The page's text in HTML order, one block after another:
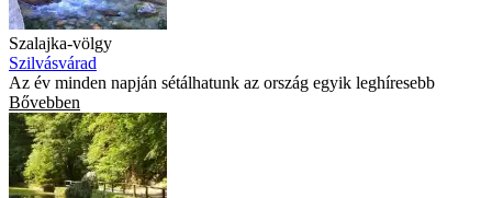
Szalajka-völgy
Szilvásvárad
Az év minden napján sétálhatunk az ország egyik leghíresebb
Bővebben